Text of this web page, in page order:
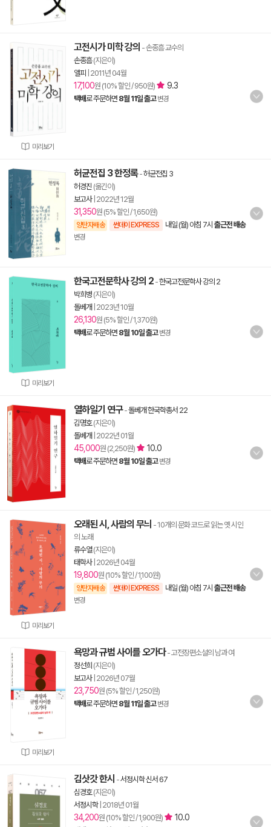
미리보기
고전시가 미학 강의 - 손종흠 교수의
손종흠(지은이)
앨피
2011년 04월
17,100원 (10% 할인 / 950원) 9.3
택배로 주문하면 8월 11일 출고 변경
허균전집 3 한정록-허균전집 3
허경진 (옮긴이)
보고사| 2022년 12월
31,350원 (5% 할인 / 1,650원)
양탄자배송 썬데이 EXPRESS 내일 (월) 아침 7시 출근전 배송
변경
미리보기
한국고전문학사 강의 2 -한국고전문학사 강의 2
박희병 (지은이)
돌베개 2023년 10월
26,130원 (5% 할인 / 1,370원)
택배로 주문하면 8월 10일 출고 변경
열하일기 연구-돌베개 한국학총서 22
김명호(지은이)
돌베개 2022년 01월
45,000원 (2,250원) 10.0
택배로 주문하면 8월 10일 출고 변경
미리보기
오래된 시, 사람의 무늬 - 10개의 문화 코드로 읽는 옛 시인
의 노래
류수열(지은이)
태학사| 2026년 04월
19,800원 (10% 할인 / 1,100원)
양탄자배송 썬데이 EXPRESS 내일 (월) 아침 7시 출근전 배송
변경
미리보기
욕망과 규범 사이를 오가다- 고전장편소설의 남과 여
정선희 (지은이)
보고사| 2026년 07월
23,750원 (5% 할인 / 1,250원)
택배로 주문하면 8월 11일 출고 변경
김삿갓 한시 -서정시학 신서 67
심경호(지은이)
서정시학| 2018년 01월
34,200원 (10% 할인 / 1,900원) 10.0